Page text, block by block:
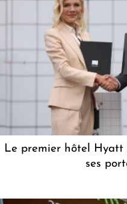
Le premier hôtel Hyatt
ses